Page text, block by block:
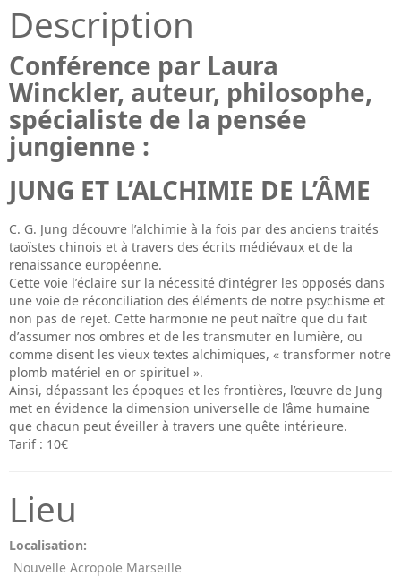
Description
Conférence par Laura
Winckler, auteur, philosophe,
spécialiste de la pensée
jungienne :
JUNG ET L’ALCHIMIE DE L’ÂME
C. G. Jung découvre lʼalchimie à la fois par des anciens traités
taoïstes chinois et à travers des écrits médiévaux et de la
renaissance européenne.
Cette voie lʼéclaire sur la nécessité dʼintégrer les opposés dans
une voie de réconciliation des éléments de notre psychisme et
non pas de rejet. Cette harmonie ne peut naître que du fait
dʼassumer nos ombres et de les transmuter en lumière, ou
comme disent les vieux textes alchimiques, « transformer notre
plomb matériel en or spirituel ».
Ainsi, dépassant les époques et les frontières, l’œuvre de Jung
met en évidence la dimension universelle de l’âme humaine
que chacun peut éveiller à travers une quête intérieure.
Tarif : 10€
Lieu
Localisation:
Nouvelle Acropole Marseille